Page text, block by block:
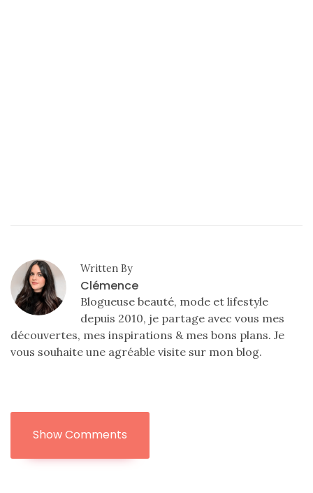
Written By
Clémence
Blogueuse beauté, mode et lifestyle
depuis 2010, je partage avec vous mes
découvertes, mes inspirations & mes bons plans. Je
vous souhaite une agréable visite sur mon blog.
Show Comments